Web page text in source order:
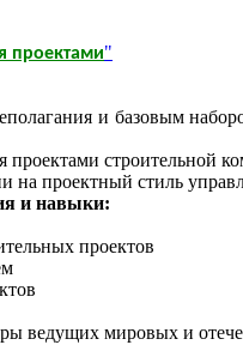
проектами"
и базовым
проектами строительной
на проектный стиль
и навыки:
проектов
ведущих мировых и